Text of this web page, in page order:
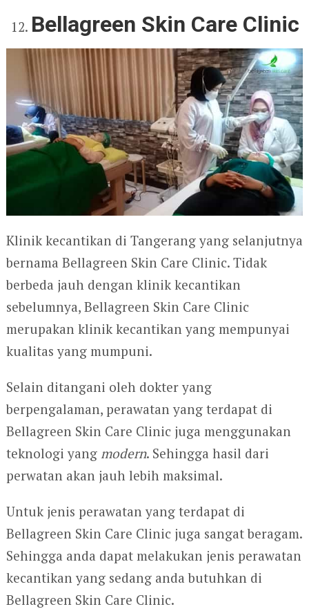
Bellagreen Skin Care Clinic
Klinik kecantikan di Tangerang yang selanjutnya
bernama Bellagreen Skin Care Clinic. Tidak
berbeda jauh dengan klinik kecantikan
sebelumnya, Bellagreen Skin Care Clinic
merupakan klinik kecantikan yang mempunyai
kualitas yang mumpuni.
Selain ditangani oleh dokter yang
berpengalaman, perawatan yang terdapat di
Bellagreen Skin Care Clinic juga menggunakan
teknologi yang modern. Sehingga hasil dari
perwatan akan jauh lebih maksimal.
Untuk jenis perawatan yang terdapat di
Bellagreen Skin Care Clinic juga sangat beragam.
Sehingga anda dapat melakukan jenis perawatan
kecantikan yang sedang anda butuhkan di
Bellagreen Skin Care Clinic.